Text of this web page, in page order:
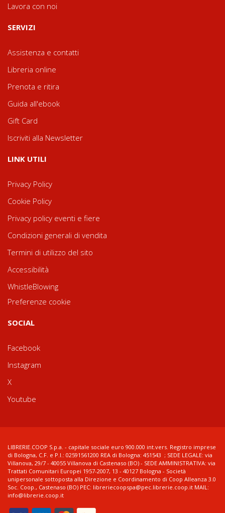
Lavora con noi
SERVIZI
Assistenza e contatti
Libreria online
Prenota e ritira
Guida all'ebook
Gift Card
Iscriviti alla Newsletter
LINK UTILI
Privacy Policy
Cookie Policy
Privacy policy eventi e fiere
Condizioni generali di vendita
Termini di utilizzo del sito
Accessibilità
WhistleBlowing
Preferenze cookie
SOCIAL
Facebook
Instagram
X
Youtube
LIBRERIE.COOP S.p.a. - capitale sociale euro 900.000 int.vers. Registro imprese
di Bologna, C.F. e P.I.: 02591561200 REA di Bologna: 451543 ; SEDE LEGALE: via
Villanova, 29/7 - 40055 Villanova di Castenaso (BO) - SEDE AMMINISTRATIVA: via
Trattati Comunitari Europei 1957-2007, 13 - 40127 Bologna - Società
unipersonale sottoposta alla Direzione e Coordinamento di Coop Alleanza 3.0
Soc. Coop., Castenaso (BO) PEC: libreriecoopspa@pec.librerie.coop.it MAIL:
info@librerie.coop.it